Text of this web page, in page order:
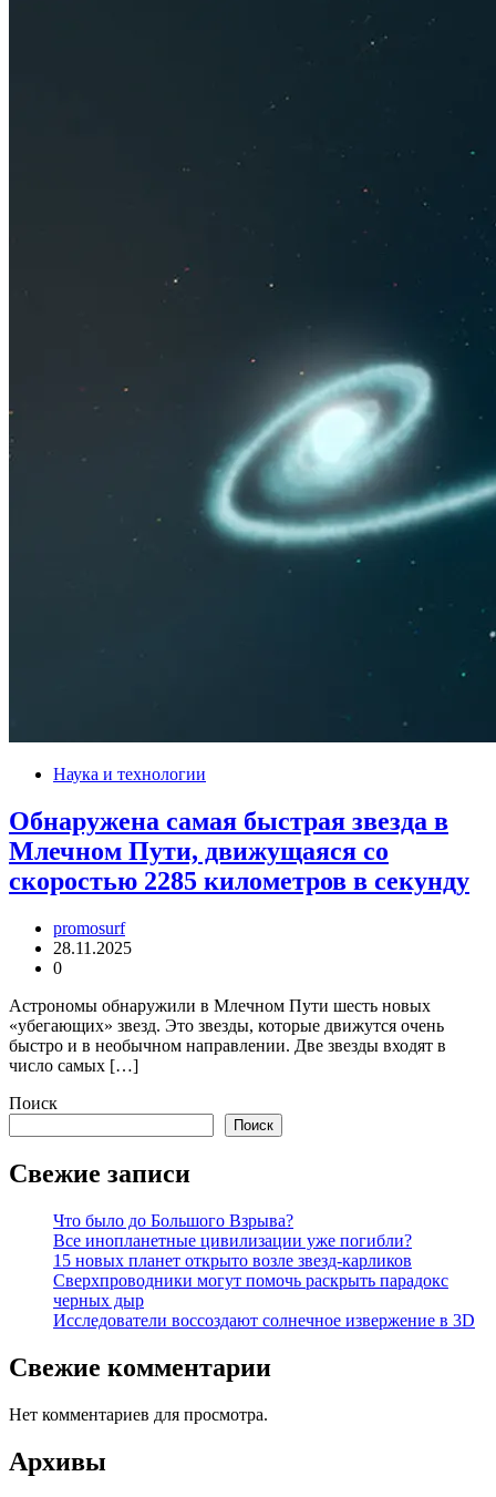
Наука и технологии
Обнаружена самая быстрая звезда в
Млечном Пути, движущаяся со
скоростью 2285 километров в секунду
promosurf
28.11.2025
0
Астрономы обнаружили в Млечном Пути шесть новых
«убегающих» звезд. Это звезды, которые движутся очень
быстро и в необычном направлении. Две звезды входят в
число самых […]
Поиск
Поиск
Свежие записи
Что было до Большого Взрыва?
Все инопланетные цивилизации уже погибли?
15 новых планет открыто возле звезд-карликов
Сверхпроводники могут помочь раскрыть парадокс
черных дыр
Исследователи воссоздают солнечное извержение в 3D
Свежие комментарии
Нет комментариев для просмотра.
Архивы